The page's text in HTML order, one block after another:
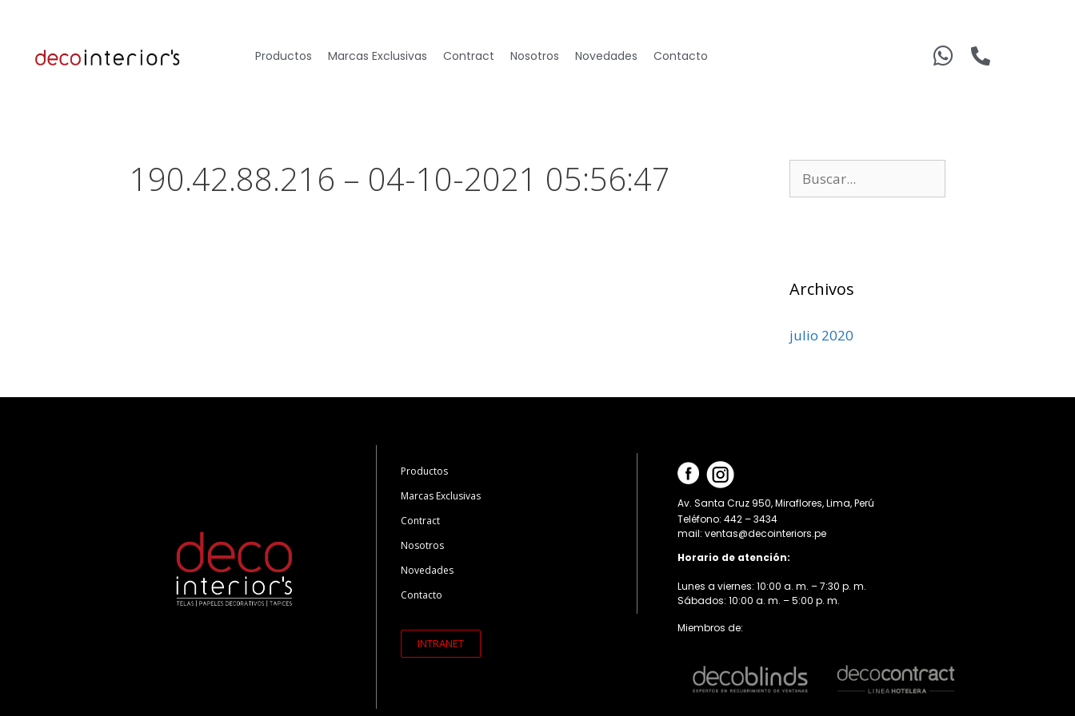
Productos Marcas Exclusivas Contract Nosotros Novedades Contacto
190.42.88.216 – 04-10-2021 05:56:47
Archivos
julio 2020
Productos
Marcas Exclusivas
Contract
Nosotros
Novedades
Contacto
INTRANET
Av. Santa Cruz 950, Miraflores, Lima, Perú
Teléfono: 442 – 3434
mail: ventas@decointeriors.pe
Horario de atención:
Lunes a viernes: 10:00 a. m. – 7:30 p. m.
Sábados: 10:00 a. m. – 5:00 p. m.
Miembros de: